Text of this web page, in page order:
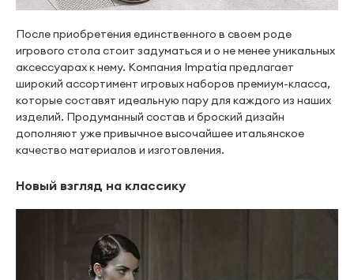
После приобретения единственного в своем роде
игрового стола стоит задуматься и о не менее уникальных
аксессуарах к нему. Компания Impatia предлагает
широкий ассортимент игровых наборов премиум-класса,
которые составят идеальную пару для каждого из наших
изделий. Продуманный состав и броский дизайн
дополняют уже привычное высочайшее итальянское
качество материалов и изготовления.
Новый взгляд на классику